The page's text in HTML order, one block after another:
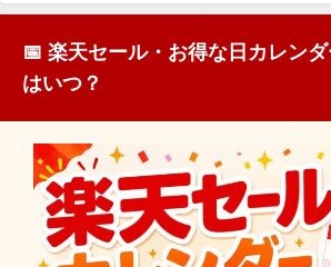
📅 楽天セール・お得な日カレン
はいつ？